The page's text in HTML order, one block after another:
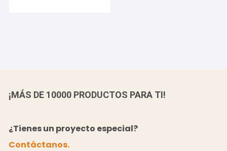
¡MÁS DE 10000 PRODUCTOS PARA TI!
¿Tienes un proyecto especial?
Contáctanos.